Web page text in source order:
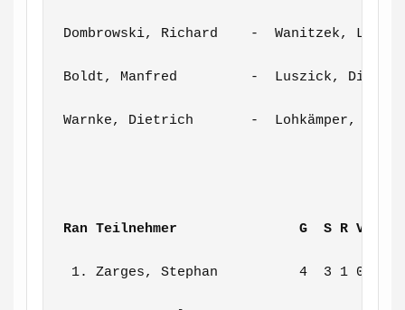
Dombrowski, Richard    -  Wanitzek,
Boldt, Manfred         -  Luszick,
Warnke, Dietrich       -  Lohkämper,
Ran Teilnehmer               G  S R V
1. Zarges, Stephan          4  3 1 0